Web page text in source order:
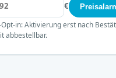
€
in: Aktivierung erst nach
abbestellbar.